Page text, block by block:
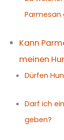
Parmesan
Kann
meinen
Dürfen
Darf ich
geben?